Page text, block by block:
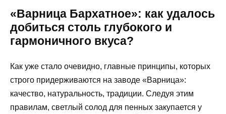
«Варница Бархатное»: как удалось
добиться столь глубокого и
гармоничного вкуса?
Как уже стало очевидно, главные принципы, которых
строго придерживаются на заводе «Варница»:
качество, натуральность, традиции. Следуя этим
правилам, светлый солод для пенных закупается у